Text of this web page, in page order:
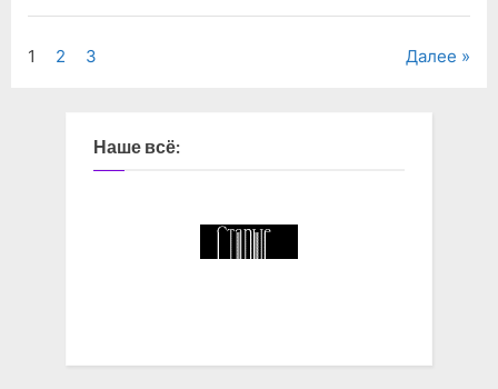
Навигация
записям
1 2 3 Далее
Наше всё: